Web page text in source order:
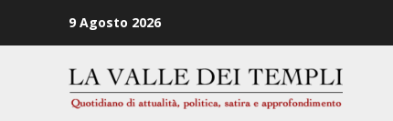
9 Agosto 2026